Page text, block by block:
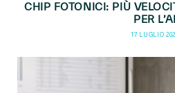
CHIP FOTONICI: PIÙ
PER L’AI
17 LUGLIO